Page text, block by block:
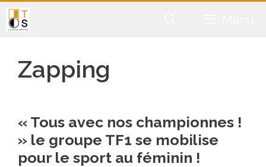
Aller
au
Zapping
« Tous avec nos championnes !
» le groupe TF1 se mobilise
pour le sport au féminin !